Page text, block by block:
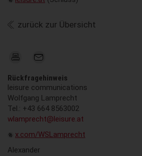
zurück zur Übersicht
Rückfragehinweis
leisure communications
Wolfgang Lamprecht
Tel.: +43 664 8563002
wlamprecht@leisure.at
x.com/WSLamprecht
Alexander